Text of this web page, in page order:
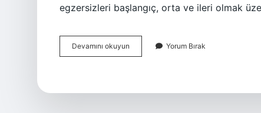
egzersizleri başlangıç, orta ve ileri olmak
Devamını okuyun
Kaç
Yorum Bırak